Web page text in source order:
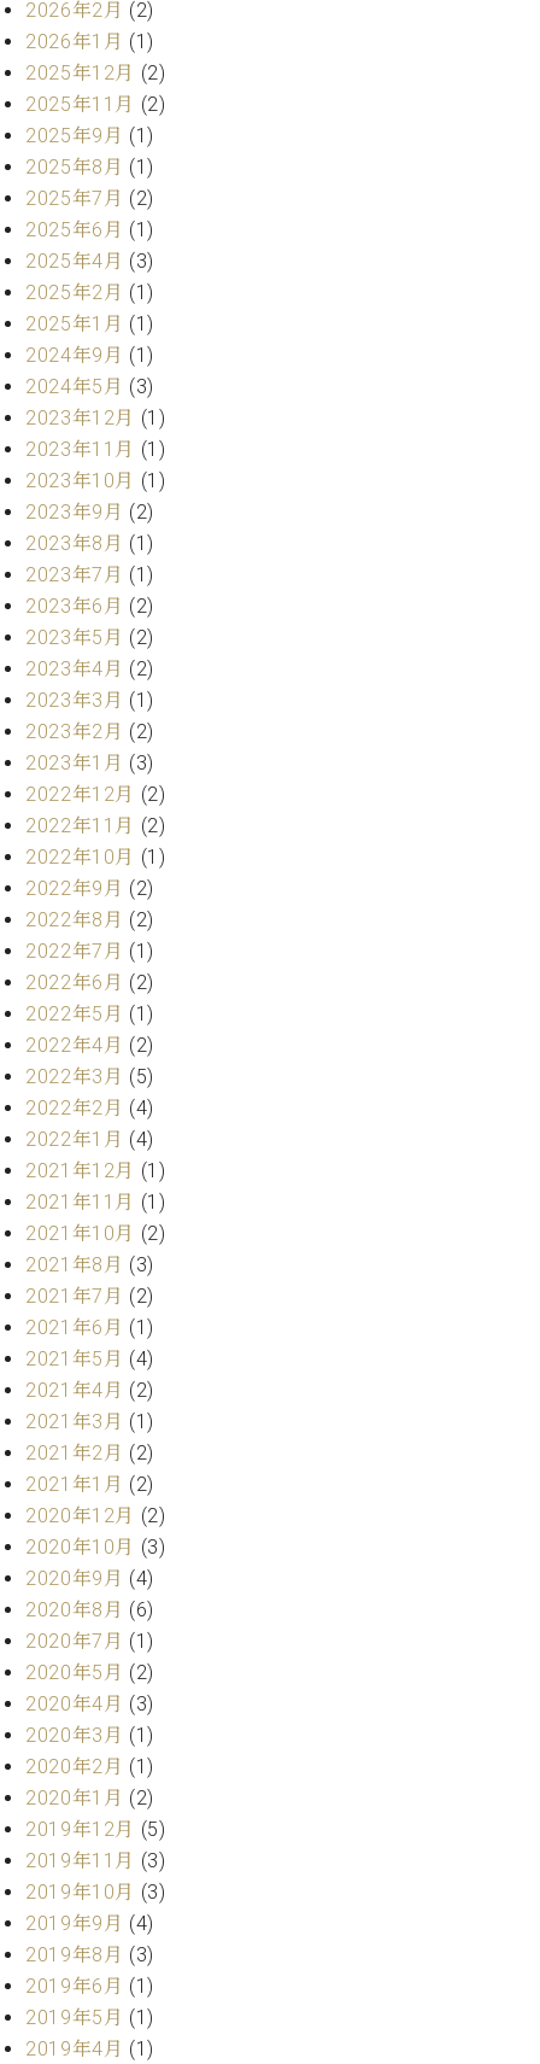
ト
ピ
ア
C.
ベ
ヒ
シ
ュ
タ
イ
ン
レ
ジ
デ
ス
ア
ッ
プ
ラ
イ
ト
ピ
ア
ノ
C.
ベ
ヒ
シ
ュ
タ
イ
ン
ア
カ
デ
ミ
ー
W.
ホ
フ
マ
ン
プ
ロ
フ
ェ
ッ
シ
ョ
ナ
ル
W.
ホ
フ
マ
ン
ト
ラ
デ
ィ
シ
ョ
ン
W.
ホ
フ
マ
ン
ヴ
ジオ
レン
タル
ホー
ル・
スタ
ジオ
空き
状況
動
画
録
サ
ー
ビ
ス
楽
教
室
ピ
ア
ノ
コ
ン
シ
ェ
ル
ュ
ア
ク
セ
ス
セン
ム東
京の
ご案
内
(PDF)
問
い
合
わ
せ
本
：
八
王
子
・
技
術
営
業
セ
ン
タ
ス
ッ
フ
ご
挨
拶
術
者
紹
2026年2月 (2)
2026年1月 (1)
2025年12月 (2)
2025年11月 (2)
2025年9月 (1)
2025年8月 (1)
2025年7月 (2)
2025年6月 (1)
2025年4月 (3)
2025年2月 (1)
2025年1月 (1)
2024年9月 (1)
2024年5月 (3)
2023年12月 (1)
2023年11月 (1)
2023年10月 (1)
2023年9月 (2)
2023年8月 (1)
2023年7月 (1)
2023年6月 (2)
2023年5月 (2)
2023年4月 (2)
2023年3月 (1)
2023年2月 (2)
2023年1月 (3)
2022年12月 (2)
2022年11月 (2)
2022年10月 (1)
2022年9月 (2)
2022年8月 (2)
2022年7月 (1)
2022年6月 (2)
2022年5月 (1)
2022年4月 (2)
2022年3月 (5)
2022年2月 (4)
2022年1月 (4)
2021年12月 (1)
2021年11月 (1)
2021年10月 (2)
2021年8月 (3)
2021年7月 (2)
2021年6月 (1)
2021年5月 (4)
2021年4月 (2)
2021年3月 (1)
2021年2月 (2)
2021年1月 (2)
2020年12月 (2)
2020年10月 (3)
2020年9月 (4)
2020年8月 (6)
2020年7月 (1)
2020年5月 (2)
2020年4月 (3)
2020年3月 (1)
2020年2月 (1)
2020年1月 (2)
2019年12月 (5)
2019年11月 (3)
2019年10月 (3)
2019年9月 (4)
2019年8月 (3)
2019年6月 (1)
2019年5月 (1)
2019年4月 (1)